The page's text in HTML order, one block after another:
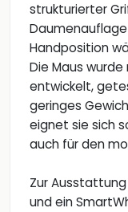
strukturierter
Handposition
Die Maus
entwickelt,
geringes
eignet sie sich
auch für den
Zur
und ein